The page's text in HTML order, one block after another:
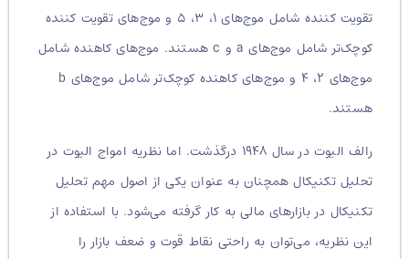
تقویت کننده شامل موج‌های ۱، ۳، ۵ و موج‌های تقویت کننده
کوچک‌تر شامل موج‌های a و c هستند. موج‌های کاهنده شامل
موج‌های ۲، ۴ و موج‌های کاهنده کوچک‌تر شامل موج‌های b
هستند.
رالف الیوت در سال ۱۹۴۸ درگذشت. اما نظریه امواج الیوت در
تحلیل تکنیکال همچنان به عنوان یکی از اصول مهم تحلیل
تکنیکال در بازارهای مالی به کار گرفته می‌شود. با استفاده از
این نظریه، می‌توان به راحتی نقاط قوت و ضعف بازار را